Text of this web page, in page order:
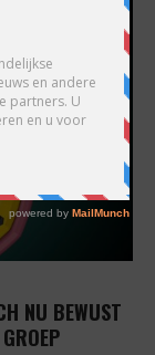
NU BEWUST